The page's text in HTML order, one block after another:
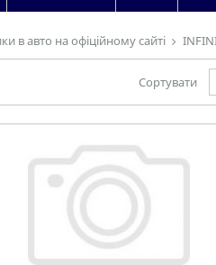
в авто на офіційному сайті
Сортувати